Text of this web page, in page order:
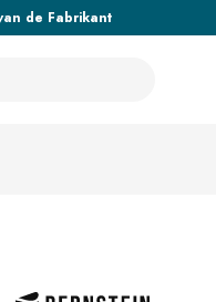
de Fabrikant